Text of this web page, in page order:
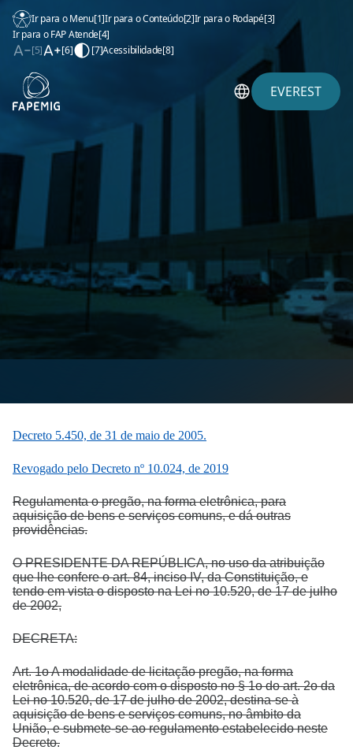
Ir para o Menu[1]Ir para o Conteúdo[2]Ir para o Rodapé[3]
Ir para o FAP Atende[4]
[5]
[6] [7]Acessibilidade[8]
EVEREST
Decreto 5.450, de 31 de maio de 2005.
Revogado pelo Decreto nº 10.024, de 2019
Regulamenta o pregão, na forma eletrônica, para
aquisição de bens e serviços comuns, e dá outras
providências.
O PRESIDENTE DA REPÚBLICA, no uso da atribuição
que lhe confere o art. 84, inciso IV, da Constituição, e
tendo em vista o disposto na Lei no 10.520, de 17 de julho
de 2002,
DECRETA:
Art. 1o A modalidade de licitação pregão, na forma
eletrônica, de acordo com o disposto no § 1o do art. 2o da
Lei no 10.520, de 17 de julho de 2002, destina-se à
aquisição de bens e serviços comuns, no âmbito da
União, e submete-se ao regulamento estabelecido neste
Decreto.